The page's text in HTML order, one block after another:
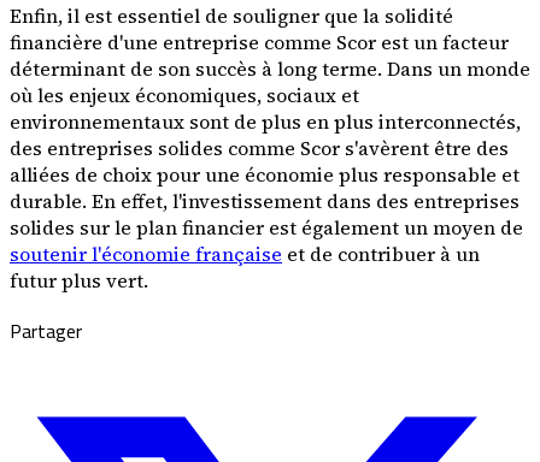
Enfin, il est essentiel de souligner que la solidité
financière d'une entreprise comme Scor est un facteur
déterminant de son succès à long terme. Dans un monde
où les enjeux économiques, sociaux et
environnementaux sont de plus en plus interconnectés,
des entreprises solides comme Scor s'avèrent être des
alliées de choix pour une économie plus responsable et
durable. En effet, l'investissement dans des entreprises
solides sur le plan financier est également un moyen de
soutenir l'économie française et de contribuer à un
futur plus vert.
Partager